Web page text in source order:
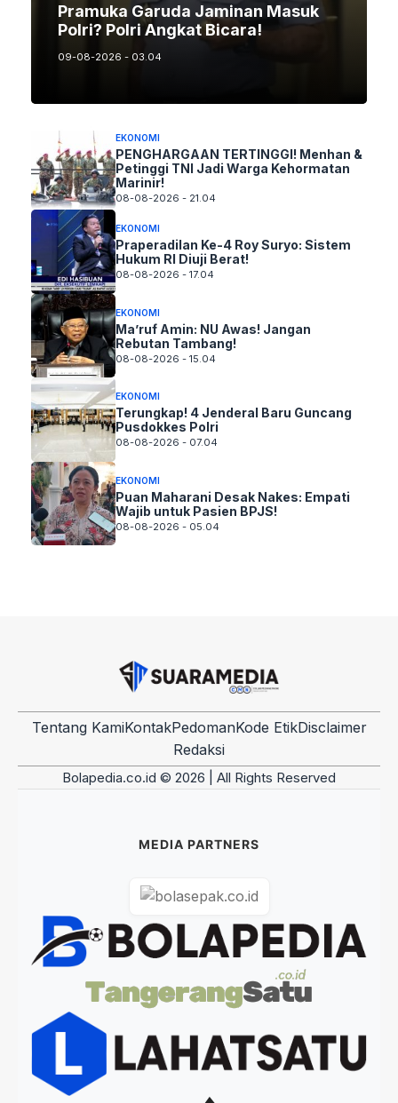
Pramuka Garuda Jaminan Masuk
Polri? Polri Angkat Bicara!
09-08-2026 - 03.04
EKONOMI
PENGHARGAAN TERTINGGI! Menhan &
Petinggi TNI Jadi Warga Kehormatan
Marinir!
08-08-2026 - 21.04
EKONOMI
Praperadilan Ke-4 Roy Suryo: Sistem
Hukum RI Diuji Berat!
08-08-2026 - 17.04
EKONOMI
Ma’ruf Amin: NU Awas! Jangan
Rebutan Tambang!
08-08-2026 - 15.04
EKONOMI
Terungkap! 4 Jenderal Baru Guncang
Pusdokkes Polri
08-08-2026 - 07.04
EKONOMI
Puan Maharani Desak Nakes: Empati
Wajib untuk Pasien BPJS!
08-08-2026 - 05.04
Tentang KamiKontakPedomanKode EtikDisclaimer
Redaksi
Bolapedia.co.id © 2026 | All Rights Reserved
MEDIA PARTNERS